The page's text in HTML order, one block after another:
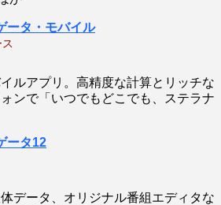
ータ・モバイル
ルアプリ。高精度な計算とリッチな
ンで「いつでもどこでも、ステラナ
ータ12
データ、オリジナル番組エディタな